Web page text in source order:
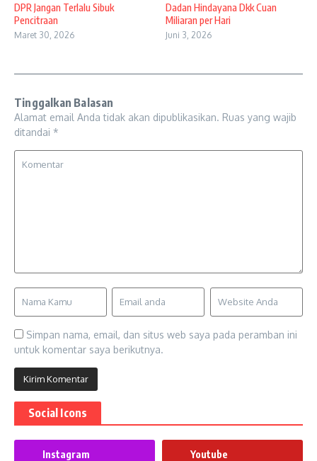
DPR Jangan Terlalu Sibuk
Pencitraan
Maret 30, 2026
Dadan Hindayana Dkk Cuan
Miliaran per Hari
Juni 3, 2026
Tinggalkan Balasan
Alamat email Anda tidak akan dipublikasikan. Ruas yang wajib
ditandai *
Simpan nama, email, dan situs web saya pada peramban ini
untuk komentar saya berikutnya.
Social Icons
Instagram
Youtube